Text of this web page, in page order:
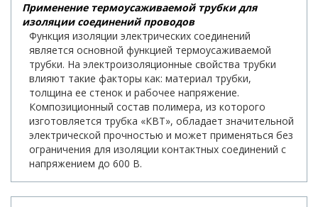
Применение термоусаживаемой трубки для
изоляции соединений проводов
Функция изоляции электрических соединений
является основной функцией термоусаживаемой
трубки. На электроизоляционные свойства трубки
влияют такие факторы как: материал трубки,
толщина ее стенок и рабочее напряжение.
Композиционный состав полимера, из которого
изготовляется трубка «КВТ», обладает значительной
электрической прочностью и может применяться без
ограничения для изоляции контактных соединений с
напряжением до 600 В.